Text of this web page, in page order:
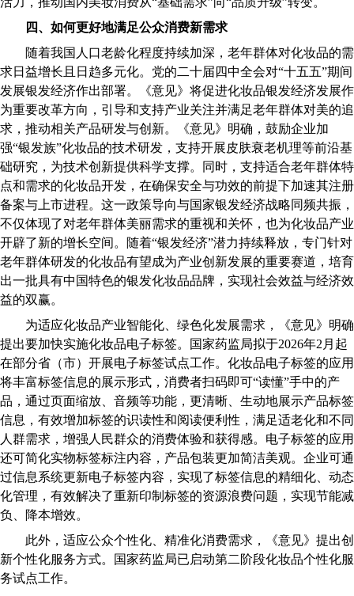
四、如何更好地满足公众消费新需求
随着我国人口老龄化程度持续加深，老年群体对化妆品的需
求日益增长且日趋多元化。党的二十届四中全会对“十五五”期间
发展银发经济作出部署。《意见》将促进化妆品银发经济发展作
为重要改革方向，引导和支持产业关注并满足老年群体对美的追
求，推动相关产品研发与创新。《意见》明确，鼓励企业加
强“银发族”化妆品的技术研发，支持开展皮肤衰老机理等前沿基
础研究，为技术创新提供科学支撑。同时，支持适合老年群体特
点和需求的化妆品开发，在确保安全与功效的前提下加速其注册
备案与上市进程。这一政策导向与国家银发经济战略同频共振，
不仅体现了对老年群体美丽需求的重视和关怀，也为化妆品产业
开辟了新的增长空间。随着“银发经济”潜力持续释放，专门针对
老年群体研发的化妆品有望成为产业创新发展的重要赛道，培育
出一批具有中国特色的银发化妆品品牌，实现社会效益与经济效
益的双赢。
为适应化妆品产业智能化、绿色化发展需求，《意见》明确
提出要加快实施化妆品电子标签。国家药监局拟于2026年2月起
在部分省（市）开展电子标签试点工作。化妆品电子标签的应用
将丰富标签信息的展示形式，消费者扫码即可“读懂”手中的产
品，通过页面缩放、音频等功能，更清晰、生动地展示产品标签
信息，有效增加标签的识读性和阅读便利性，满足适老化和不同
人群需求，增强人民群众的消费体验和获得感。电子标签的应用
还可简化实物标签标注内容，产品包装更加简洁美观。企业可通
过信息系统更新电子标签内容，实现了标签信息的精细化、动态
化管理，有效解决了重新印制标签的资源浪费问题，实现节能减
负、降本增效。
此外，适应公众个性化、精准化消费需求，《意见》提出创
新个性化服务方式。国家药监局已启动第二阶段化妆品个性化服
务试点工作。